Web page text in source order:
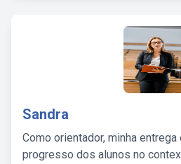
Sandra
Como orientador, minha
progresso dos alunos no